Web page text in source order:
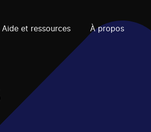
Aide et ressources À propos